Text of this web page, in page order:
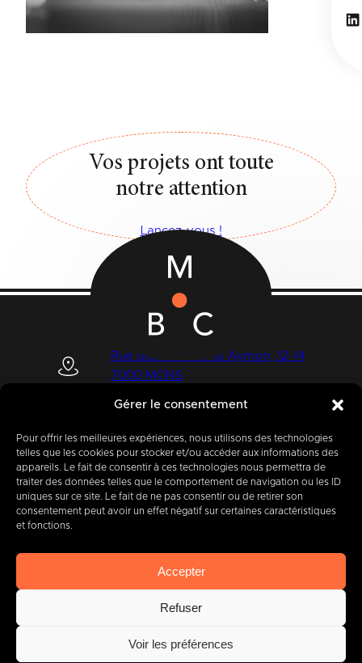
Gérer le consentement
Pour offrir les meilleures expériences, nous utilisons des technologies
telles que les cookies pour stocker et/ou accéder aux informations des
appareils. Le fait de consentir à ces technologies nous permettra de
traiter des données telles que le comportement de navigation ou les ID
uniques sur ce site. Le fait de ne pas consentir ou de retirer son
consentement peut avoir un effet négatif sur certaines caractéristiques
et fonctions.
Accepter
Refuser
Voir les préférences
Vos projets ont toute
notre attention
Lancez-vous !
Rue des Quatre Fils Aymon, 12-14
7000 MONS
+32 (0) 65 39 95 70
info@imbc.be
Aujourd’hui, partenairede